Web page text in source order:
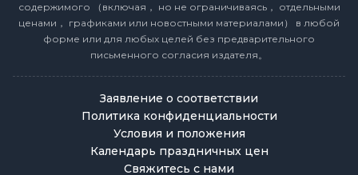
содержимого （включая， но не ограничиваясь， отдельными
ценами， графиками или новостными материалами） в любой
форме или для любых целей без предварительного
письменного согласия издателя。
Заявление о соответствии
Политика конфиденциальности
Условия и положения
Календарь праздничных цен
Свяжитесь с нами